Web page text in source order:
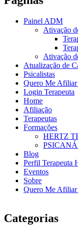
Painel ADM
Ativação
Ativação
Atualização de
Psicalistas
Quero Me
Login Terapeuta
Home
Afiliação
Terapeutas
Formações
HERTZ
Blog
Perfil Terapeuta
Eventos
Sobre
Quero Me
Categorias